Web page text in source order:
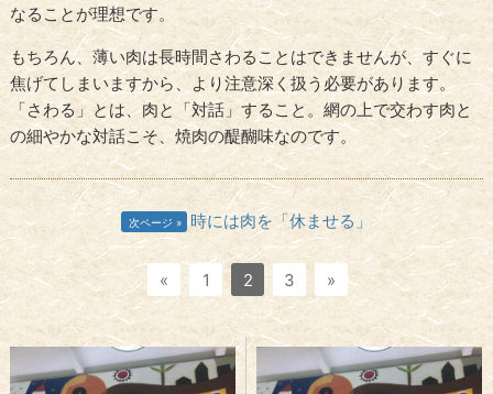
なることが理想です。
もちろん、薄い肉は長時間さわることはできませんが、すぐに
焦げてしまいますから、より注意深く扱う必要があります。
「さわる」とは、肉と「対話」すること。網の上で交わす肉と
の細やかな対話こそ、焼肉の醍醐味なのです。
次ページ 時には肉を「休ませる」
« 1 2 3 »